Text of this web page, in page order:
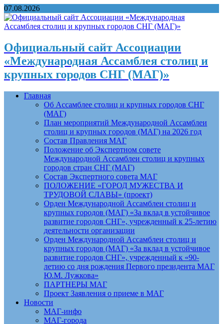
07.08.2026
Официальный сайт Ассоциации
«Международная Ассамблея столиц и
крупных городов СНГ (МАГ)»
Главная
Об Ассамблее столиц и крупных городов СНГ
(МАГ)
План мероприятий Международной Ассамблеи
столиц и крупных городов (МАГ) на 2026 год
Состав Правления МАГ
Положение об Экспертном совете
Международной Ассамблеи столиц и крупных
городов стран СНГ (МАГ)
Состав Экспертного совета МАГ
ПОЛОЖЕНИЕ «ГОРОД МУЖЕСТВА И
ТРУДОВОЙ СЛАВЫ» (проект)
Орден Международной Ассамблеи столиц и
крупных городов (МАГ) «За вклад в устойчивое
развитие городов СНГ», учрежденный к 25-летию
деятельности организации
Орден Международной Ассамблеи столиц и
крупных городов (МАГ) «За вклад в устойчивое
развитие городов СНГ», учрежденный к «90-
летию со дня рождения Первого президента МАГ
Ю.М. Лужкова»
ПАРТНЕРЫ МАГ
Проект Заявления о приеме в МАГ
Новости
МАГ-инфо
МАГ-города